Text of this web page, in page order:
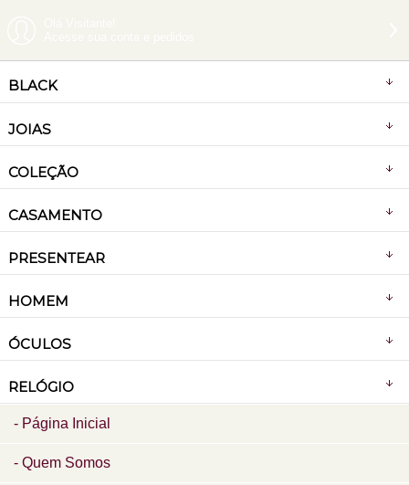
BLACK
JOIAS
COLEÇÃO
CASAMENTO
PRESENTEAR
HOMEM
ÓCULOS
RELÓGIO
Página Inicial
Quem Somos